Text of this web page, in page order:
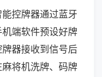
控牌器通过蓝牙
端软件预设好牌
器接收到信号后
将机洗牌、码牌